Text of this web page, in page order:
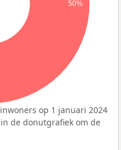
50%
op 1 januari 2024
de donutgrafiek om de